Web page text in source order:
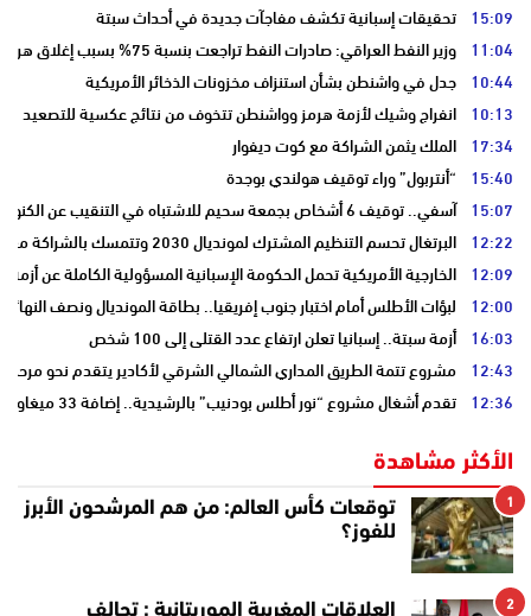
15:09 تحقيقات إسبانية تكشف مفاجآت جديدة في أحداث سبتة
11:04 وزير النفط العراقي: صادرات النفط تراجعت بنسبة 75% بسبب إغلاق هرمز
10:44 جدل في واشنطن بشأن استنزاف مخزونات الذخائر الأمريكية
10:13 انفراج وشيك لأزمة هرمز وواشنطن تتخوف من نتائج عكسية للتصعيد
17:34 الملك يثمن الشراكة مع كوت ديفوار
15:40 “أنتربول” وراء توقيف هولندي بوجدة
15:07 آسفي.. توقيف 6 أشخاص بجمعة سحيم للاشتباه في التنقيب عن الكنوز .
12:22 البرتغال تحسم التنظيم المشترك لمونديال 2030 وتتمسك بالشراكة مع المغرب وإسبانيا
12:09 الخارجية الأمريكية تحمل الحكومة الإسبانية المسؤولية الكاملة عن أزمة
12:00 لبؤات الأطلس أمام اختبار جنوب إفريقيا.. بطاقة المونديال ونصف
16:03 أزمة سبتة.. إسبانيا تعلن ارتفاع عدد القتلى إلى 100 شخص
12:43 مشروع تتمة الطريق المداري الشمالي الشرقي لأكادير يتقدم نحو مرحلة
12:36 تقدم أشغال مشروع “نور أطلس بودنيب” بالرشيدية.. إضافة 33 ميغاوات إلى الشبكة الوطنية
الأكثر مشاهدة
1
توقعات كأس العالم: من هم المرشحون الأبرز
للفوز؟
2
العلاقات المغربية الموريتانية : تحالف